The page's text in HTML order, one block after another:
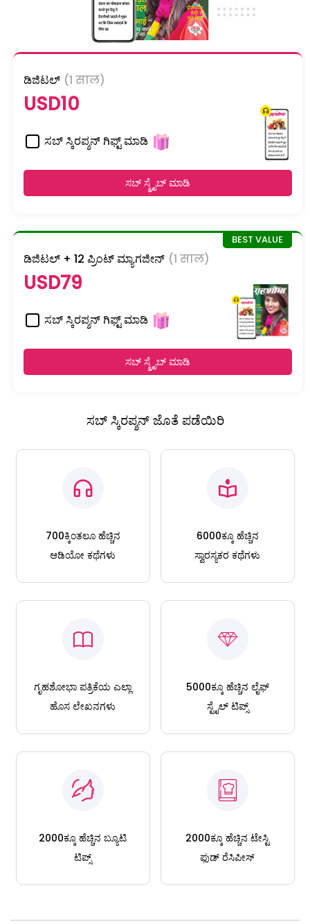
ಡಿಜಿಟಲ್ (1 साल)
USD10
ಸಬ್ ಸ್ಕಿರಪ್ಶನ್ ಗಿಫ್ಟ್ ಮಾಡಿ
ಸಬ್ ಸ್ಕ್ರೈಬ್ ಮಾಡಿ
ಡಿಜಿಟಲ್ + 12 ಪ್ರಿಂಟ್ ಮ್ಯಾಗಜೀನ್ (1 साल)
USD79
ಸಬ್ ಸ್ಕಿರಪ್ಶನ್ ಗಿಫ್ಟ್ ಮಾಡಿ
ಸಬ್ ಸ್ಕ್ರೈಬ್ ಮಾಡಿ
ಸಬ್ ಸ್ಕಿರಪ್ಶನ್ ಜೊತೆ ಪಡೆಯಿರಿ
700ಕ್ಕಿಂತಲೂ ಹೆಚ್ಚಿನ
ಆಡಿಯೋ ಕಥೆಗಳು
6000ಕ್ಕೂ ಹೆಚ್ಚಿನ
ಸ್ವಾರಸ್ಯಕರ ಕಥೆಗಳು
ಗೃಹಶೋಭಾ ಪತ್ರಿಕೆಯ ಎಲ್ಲಾ
ಹೊಸ ಲೇಖನಗಳು
5000ಕ್ಕೂ ಹೆಚ್ಚಿನ ಲೈಫ್
ಸ್ಟೈಲ್ ಟಿಪ್ಸ್
2000ಕ್ಕೂ ಹೆಚ್ಚಿನ ಬ್ಯೂಟಿ
ಟಿಪ್ಸ್
2000ಕ್ಕೂ ಹೆಚ್ಚಿನ ಟೇಸ್ಟಿ
ಫುಡ್ ರೆಸಿಪೀಸ್